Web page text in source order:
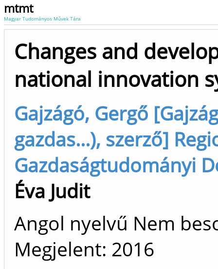
mtmt
Magyar Tudományos Művek Tára
Changes and
national innovation
Gajzágó, Gergő
gazdas...), szerző]
Gazdaságtudományi
Éva Judit
Angol nyelvű Nem
Megjelent: 2016